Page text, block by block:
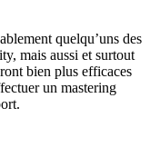
quelqu’uns des
mais aussi et surtout
bien plus efficaces
un mastering